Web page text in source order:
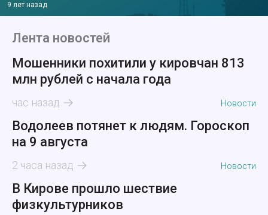
9 лет назад
Лента новостей
Мошенники похитили у кировчан 813
млн рублей с начала года
час назад Новости
Водолеев потянет к людям. Гороскоп
на 9 августа
2 часа назад Новости
В Кирове прошло шествие
физкультурников